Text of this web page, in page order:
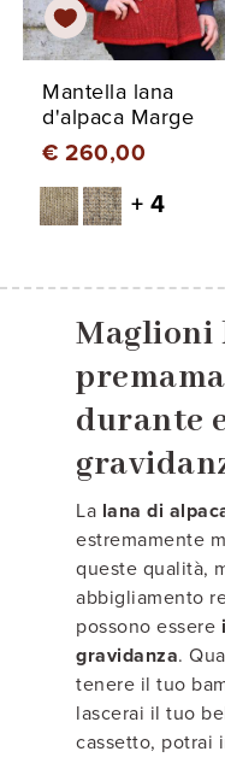
Mantella lana
d'alpaca Marge
€ 260,00
+ 4
Maglioni
durante
La lana di
estremamente
queste qualità,
abbigliamento
possono essere
gravidanza.
tenere il tuo
lascerai il tuo
cassetto, potrai